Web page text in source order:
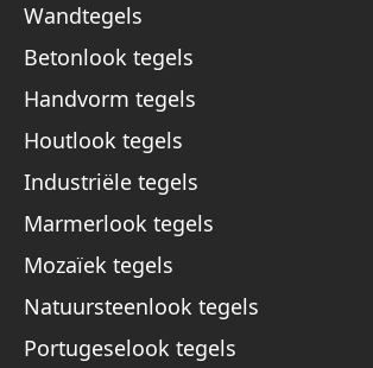
Wandtegels
Betonlook tegels
Handvorm tegels
Houtlook tegels
Industriële tegels
Marmerlook tegels
Mozaïek tegels
Natuursteenlook tegels
Portugeselook tegels